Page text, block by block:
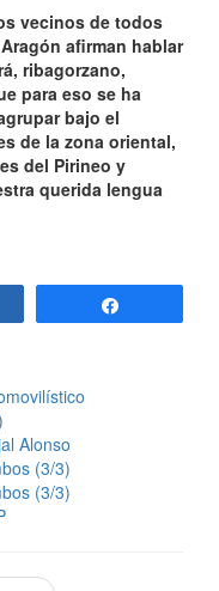
vecinos de todos
afirman hablar
ribagorzano,
para eso se ha
bajo el
de la zona oriental,
del Pirineo y
querida lengua
Alonso
(3/3)
(3/3)